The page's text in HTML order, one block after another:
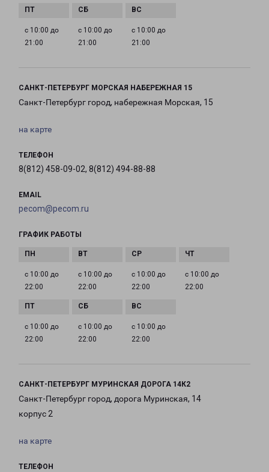
с 10:00 до
21:00
с 10:00 до
21:00
с 10:00 до
21:00
САНКТ-ПЕТЕРБУРГ МОРСКАЯ НАБЕРЕЖНАЯ 15
Санкт-Петербург город, набережная Морская, 15
на карте
ТЕЛЕФОН
8(812) 458-09-02, 8(812) 494-88-88
EMAIL
pecom@pecom.ru
ГРАФИК РАБОТЫ
с 10:00 до
22:00
с 10:00 до
22:00
с 10:00 до
22:00
с 10:00 до
22:00
с 10:00 до
22:00
с 10:00 до
22:00
с 10:00 до
22:00
САНКТ-ПЕТЕРБУРГ МУРИНСКАЯ ДОРОГА 14К2
Санкт-Петербург город, дорога Муринская, 14
корпус 2
на карте
ТЕЛЕФОН